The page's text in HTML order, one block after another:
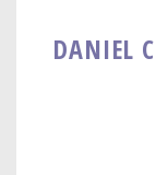
DANIEL